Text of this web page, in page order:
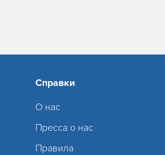
Справки
О нас
Пресса о нас
Правила